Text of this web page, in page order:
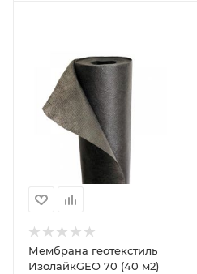
Мембрана геотекстиль
ИзолайкGEO 70 (40 м2)